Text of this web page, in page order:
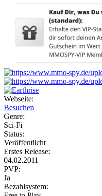
Webseite:
Besuchen
Genre:
Sci-Fi
Status:
Veröffentlicht
Erstes Release:
04.02.2011
PVP:
Ja
Bezahlsystem: